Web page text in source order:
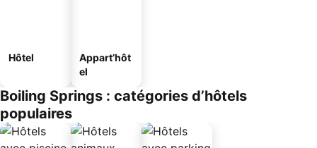
Hôtel
Appart’hôt
el
Boiling Springs : catégories d’hôtels
populaires